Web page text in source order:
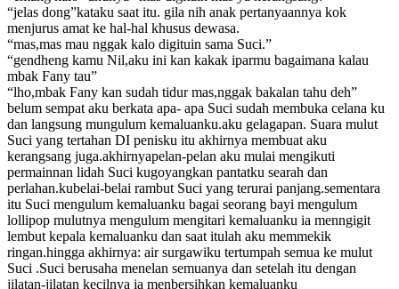
“jelas dong”kataku saat itu. gila nih anak pertanyaannya kok
menjurus amat ke hal-hal khusus dewasa.
“mas,mas mau nggak kalo digituin sama Suci.”
“gendheng kamu Nil,aku ini kan kakak iparmu bagaimana kalau
mbak Fany tau”
“lho,mbak Fany kan sudah tidur mas,nggak bakalan tahu deh”
belum sempat aku berkata apa- apa Suci sudah membuka celana ku
dan langsung mungulum kemaluanku.aku gelagapan. Suara mulut
Suci yang tertahan DI penisku itu akhirnya membuat aku
kerangsang juga.akhirnyapelan-pelan aku mulai mengikuti
permainnan lidah Suci kugoyangkan pantatku searah dan
perlahan.kubelai-belai rambut Suci yang terurai panjang.sementara
itu Suci mengulum kemaluanku bagai seorang bayi mengulum
lollipop mulutnya mengulum mengitari kemaluanku ia menngigit
lembut kepala kemaluanku dan saat itulah aku memmekik
ringan.hingga akhirnya: air surgawiku tertumpah semua ke mulut
Suci .Suci berusaha menelan semuanya dan setelah itu dengan
jilatan-jilatan kecilnya ia menbersihkan kemaluanku